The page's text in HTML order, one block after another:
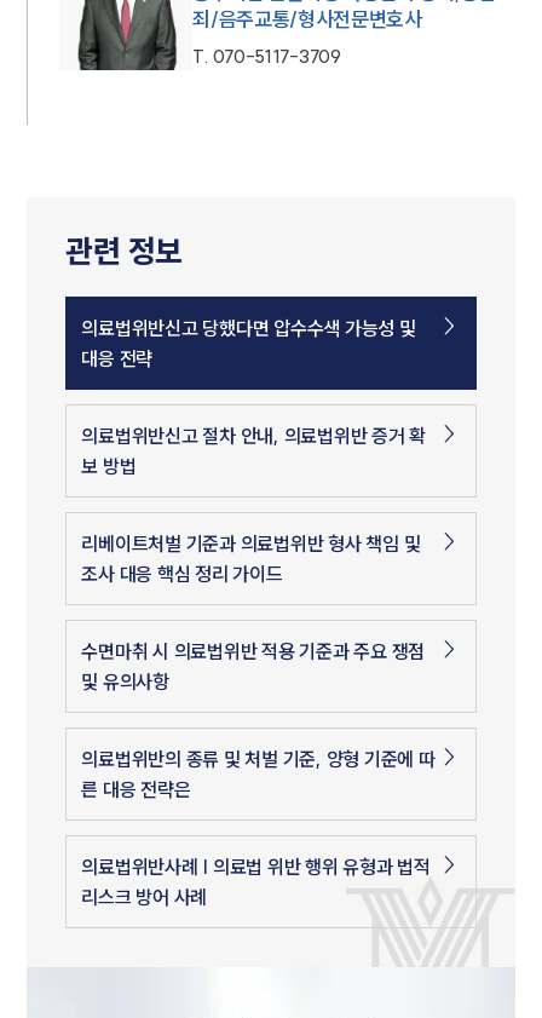
죄/음주교통/형사전문변호사
T. 070-5117-3709
관련 정보
의료법위반신고 당했다면 압수수색 가능성 및
대응 전략
의료법위반신고 절차 안내, 의료법위반 증거 확
보 방법
리베이트처벌 기준과 의료법위반 형사 책임 및
조사 대응 핵심 정리 가이드
수면마취 시 의료법위반 적용 기준과 주요 쟁점
및 유의사항
의료법위반의 종류 및 처벌 기준, 양형 기준에 따
른 대응 전략은
의료법위반사례 | 의료법 위반 행위 유형과 법적
리스크 방어 사례